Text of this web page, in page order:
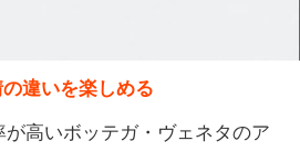
違いを楽しめる
高いボッテガ・ヴェネタのア